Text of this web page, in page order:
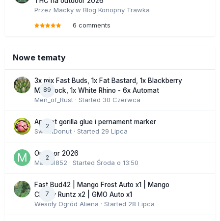
Przez Macky w Blog Konopny Trawka
6 comments
Nowe tematy
89
3x mix Fast Buds, 1x Fat Bastard, 1x Blackberry
Moonrock, 1x White Rhino - 6x Automat
Men_of_Rust · Started 30 Czerwca
2
Apricot gorilla glue i pernament marker
SweetDonut · Started 29 Lipca
2
Outdoor 2026
Marcel852 · Started Środa o 13:50
7
Fast Bud42 | Mango Frost Auto x1 | Mango
Cherry Runtz x2 | GMO Auto x1
Wesoły Ogród Aliena · Started 28 Lipca